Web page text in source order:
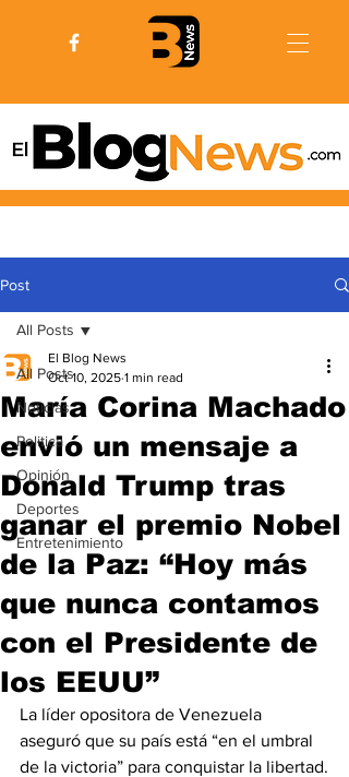
Post
All Posts
Noticias
Politica
Opinión
Deportes
Entretenimiento
All Posts
María Corina Machado
envió un mensaje a
Donald Trump tras
ganar el premio Nobel
de la Paz: “Hoy más
que nunca contamos
con el Presidente de
los EEUU”
El Blog News
Oct 10, 2025 1 min read
La líder opositora de Venezuela
aseguró que su país está “en el umbral
de la victoria” para conquistar la libertad.